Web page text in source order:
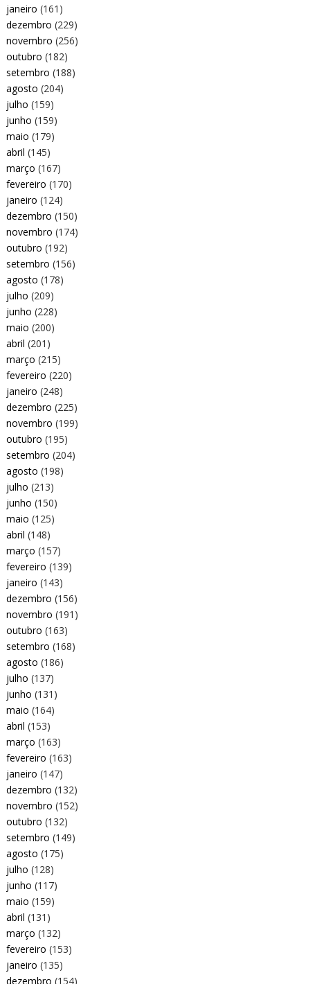
janeiro (161)
dezembro (229)
novembro (256)
outubro (182)
setembro (188)
agosto (204)
julho (159)
junho (159)
maio (179)
abril (145)
março (167)
fevereiro (170)
janeiro (124)
dezembro (150)
novembro (174)
outubro (192)
setembro (156)
agosto (178)
julho (209)
junho (228)
maio (200)
abril (201)
março (215)
fevereiro (220)
janeiro (248)
dezembro (225)
novembro (199)
outubro (195)
setembro (204)
agosto (198)
julho (213)
junho (150)
maio (125)
abril (148)
março (157)
fevereiro (139)
janeiro (143)
dezembro (156)
novembro (191)
outubro (163)
setembro (168)
agosto (186)
julho (137)
junho (131)
maio (164)
abril (153)
março (163)
fevereiro (163)
janeiro (147)
dezembro (132)
novembro (152)
outubro (132)
setembro (149)
agosto (175)
julho (128)
junho (117)
maio (159)
abril (131)
março (132)
fevereiro (153)
janeiro (135)
dezembro (154)